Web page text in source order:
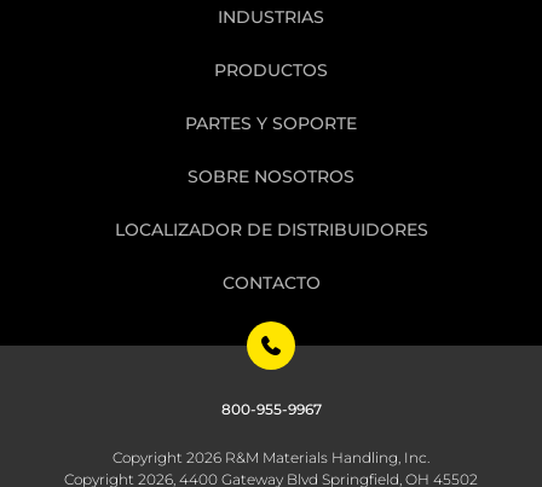
INDUSTRIAS
PRODUCTOS
PARTES Y SOPORTE
SOBRE NOSOTROS
LOCALIZADOR DE DISTRIBUIDORES
CONTACTO
800-955-9967
Copyright 2026 R&M Materials Handling, Inc.
Copyright 2026, 4400 Gateway Blvd Springfield, OH 45502